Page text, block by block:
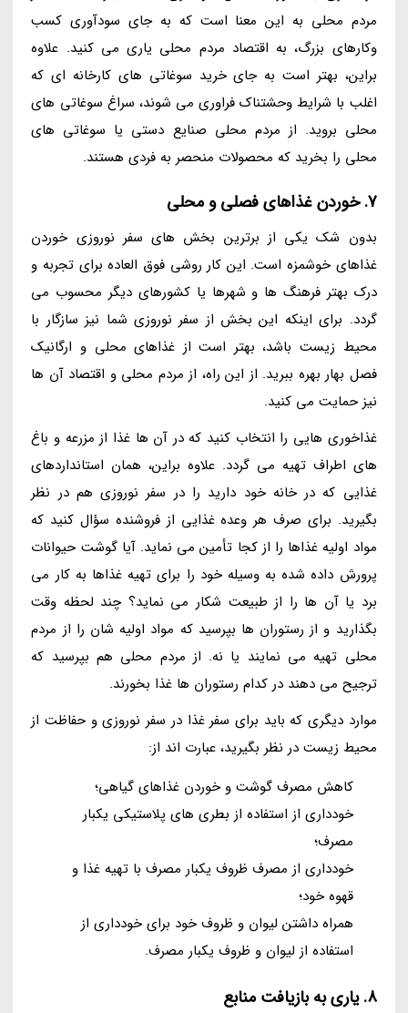
مردم محلی به این معنا است که به جای سودآوری کسب
وکارهای بزرگ، به اقتصاد مردم محلی یاری می کنید. علاوه
براین، بهتر است به جای خرید سوغاتی های کارخانه ای که
اغلب با شرایط وحشتناک فراوری می شوند، سراغ سوغاتی های
محلی بروید. از مردم محلی صنایع دستی یا سوغاتی های
محلی را بخرید که محصولات منحصر به فردی هستند.
7. خوردن غذاهای فصلی و محلی
بدون شک یکی از برترین بخش های سفر نوروزی خوردن
غذاهای خوشمزه است. این کار روشی فوق العاده برای تجربه و
درک بهتر فرهنگ ها و شهرها یا کشورهای دیگر محسوب می
گردد. برای اینکه این بخش از سفر نوروزی شما نیز سازگار با
محیط زیست باشد، بهتر است از غذاهای محلی و ارگانیک
فصل بهار بهره ببرید. از این راه، از مردم محلی و اقتصاد آن ها
نیز حمایت می کنید.
غذاخوری هایی را انتخاب کنید که در آن ها غذا از مزرعه و باغ
های اطراف تهیه می گردد. علاوه براین، همان استانداردهای
غذایی که در خانه خود دارید را در سفر نوروزی هم در نظر
بگیرید. برای صرف هر وعده غذایی از فروشنده سؤال کنید که
مواد اولیه غذاها را از کجا تأمین می نماید. آیا گوشت حیوانات
پرورش داده شده به وسیله خود را برای تهیه غذاها به کار می
برد یا آن ها را از طبیعت شکار می نماید؟ چند لحظه وقت
بگذارید و از رستوران ها بپرسید که مواد اولیه شان را از مردم
محلی تهیه می نمایند یا نه. از مردم محلی هم بپرسید که
ترجیح می دهند در کدام رستوران ها غذا بخورند.
موارد دیگری که باید برای سفر غذا در سفر نوروزی و حفاظت از
محیط زیست در نظر بگیرید، عبارت اند از:
کاهش مصرف گوشت و خوردن غذاهای گیاهی؛
خودداری از استفاده از بطری های پلاستیکی یکبار
مصرف؛
خودداری از مصرف ظروف یکبار مصرف با تهیه غذا و
قهوه خود؛
همراه داشتن لیوان و ظروف خود برای خودداری از
استفاده از لیوان و ظروف یکبار مصرف.
8. یاری به بازیافت منابع